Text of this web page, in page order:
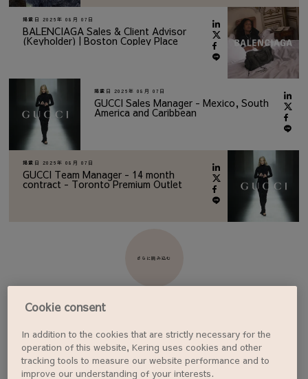
掲載日 2026年 08月 07日
BALENCIAGA Sales & Client Advisor
(Keyholder) | Boston Copley Place
掲載日 2026年 08月 07日
GUCCI Sales Manager - Mexico, South
America and Caribbean
掲載日 2026年 08月 07日
GUCCI Team Manager - 14 month
contract - Toronto Premium Outlet
さらに読み込む
ジョブアラートを設定する
Cookie consent
In addition to the cookies that are strictly necessary for the
operation of this website, Kering uses cookies and other
tracking tools to measure our website performance and to
improve our understanding of your interests.